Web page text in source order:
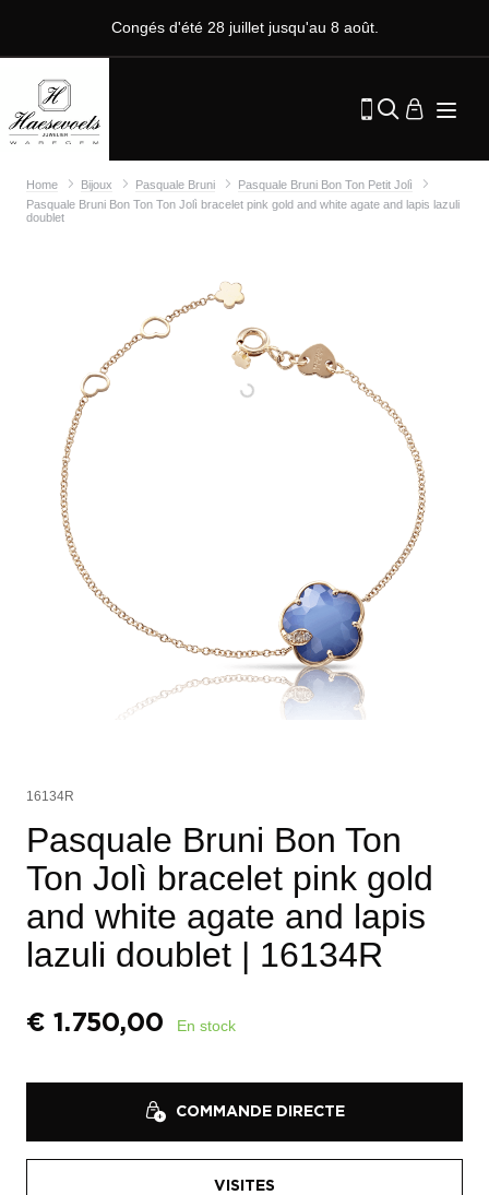
Congés d'été 28 juillet jusqu'au 8 août.
Home Bijoux Pasquale Bruni
Pasquale Bruni Bon Ton Petit Jolì
Pasquale Bruni Bon Ton Ton Jolì bracelet pink gold and white agate and lapis lazuli
doublet
16134R
Pasquale Bruni Bon Ton
Ton Jolì bracelet pink gold
and white agate and lapis
lazuli doublet | 16134R
€ 1.750,00 En stock
COMMANDE DIRECTE
VISITES